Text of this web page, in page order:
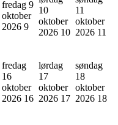
fredag 9
oktober
2026 9
10
oktober
2026 10
11
oktober
2026 11
fredag
16
oktober
2026 16
lørdag
17
oktober
2026 17
søndag
18
oktober
2026 18